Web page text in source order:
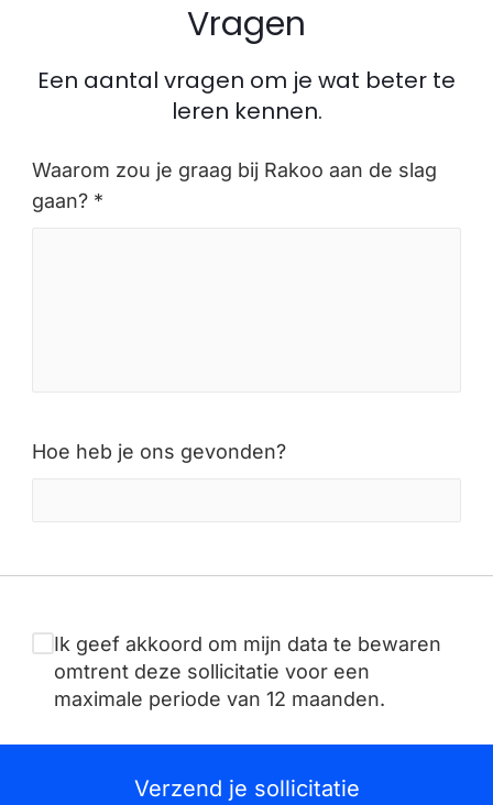
Vragen
Een aantal vragen om je wat beter te
leren kennen.
Waarom zou je graag bij Rakoo aan de slag
gaan? *
Hoe heb je ons gevonden?
Ik geef akkoord om mijn data te bewaren
omtrent deze sollicitatie voor een
maximale periode van 12 maanden.
Verzend je sollicitatie